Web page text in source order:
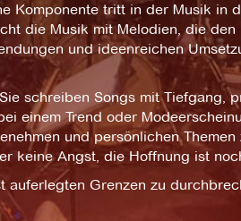
Komponente tritt in der Musik in
die Musik mit Melodien, die
und ideenreichen
schreiben Songs mit Tiefgang,
einem Trend oder
und persönlichen
keine Angst, die Hoffnung ist
auferlegten Grenzen zu